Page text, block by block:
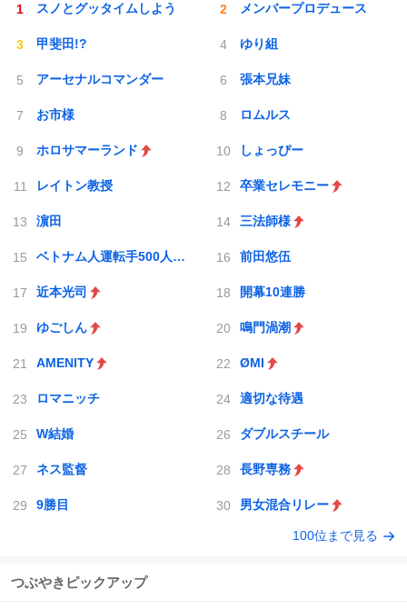
スノとグッタイムしよう メンバープロデュース
甲斐田!? ゆり組
アーセナルコマンダー 張本兄妹
お市様 ロムルス
ホロサマーランド しょっぴー
レイトン教授 卒業セレモニー
濵田 三法師様
ベトナム人運転手500人採用 前田悠伍
近本光司 開幕10連勝
ゆごしん 鳴門渦潮
AMENITY ØMI
ロマニッチ 適切な待遇
W結婚 ダブルスチール
ネス監督 長野専務
9勝目 男女混合リレー
100位まで見る
つぶやきピックアップ